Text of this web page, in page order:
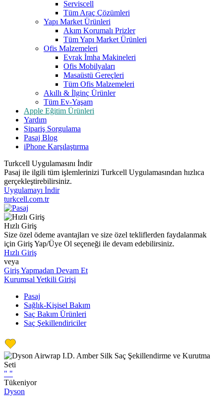
Serviscell
Tüm Araç Çözümleri
Yapı Market Ürünleri
Akım Korumalı Prizler
Tüm Yapı Market Ürünleri
Ofis Malzemeleri
Evrak İmha Makineleri
Ofis Mobilyaları
Masaüstü Gereçleri
Tüm Ofis Malzemeleri
Akıllı & İlginç Ürünler
Tüm Ev-Yaşam
Apple Eğitim Ürünleri
Yardım
Sipariş Sorgulama
Pasaj Blog
iPhone Karşılaştırma
Turkcell Uygulamasını İndir
Pasaj ile ilgili tüm işlemlerinizi Turkcell Uygulamasından hızlıca
gerçekleştirebilirsiniz.
Uygulamayı İndir
turkcell.com.tr
Hızlı Giriş
Size özel ödeme avantajları ve size özel tekliflerden faydalanmak
için Giriş Yap/Üye Ol seçeneği ile devam edebilirsiniz.
Hızlı Giriş
veya
Giriş Yapmadan Devam Et
Kurumsal Yetkili Girişi
Pasaj
Sağlık-Kişisel Bakım
Saç Bakım Ürünleri
Saç Şekillendiriciler
" "
Tükeniyor
Dyson